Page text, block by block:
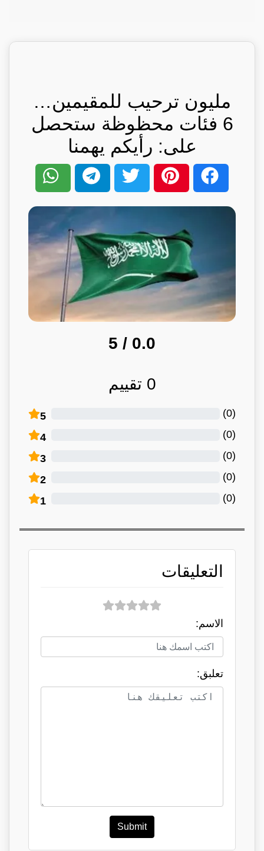
مليون ترحيب للمقيمين…
6 فئات محظوظة ستحصل
على: رأيكم يهمنا
0.0
/ 5
0 تقييم
5 (
0
)
4 (
0
)
3 (
0
)
2 (
0
)
1 (
0
)
التعليقات
الاسم:
تعلبق:
Submit